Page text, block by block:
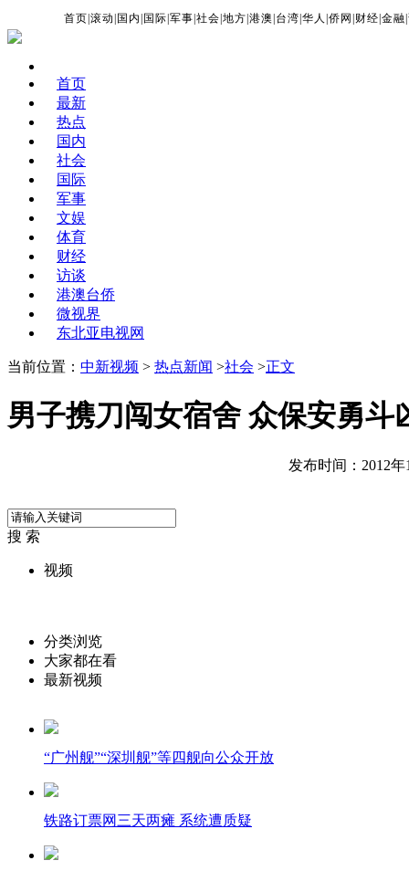
首页 |滚动 国内 国际 |军事 |社会 |地方 |港澳 台湾 |华人 |侨网 财经 |金融 |
首页
最新
热点
国内
社会
国际
军事
文娱
体育
财经
访谈
港澳台侨
微视界
东北亚电视网
当前位置： 中新视频 > 热点新闻 >社会 >正文
男子携刀闯女宿舍 众保安勇斗
发布时间：2012年
搜 索
视频
分类浏览
大家都在看
最新视频
“广州舰”“深圳舰”等四舰向公众开放
铁路订票网三天两瘫 系统遭质疑